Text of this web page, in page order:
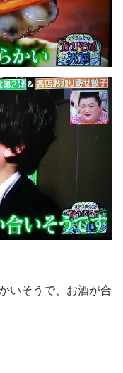
いそうで、お酒が合